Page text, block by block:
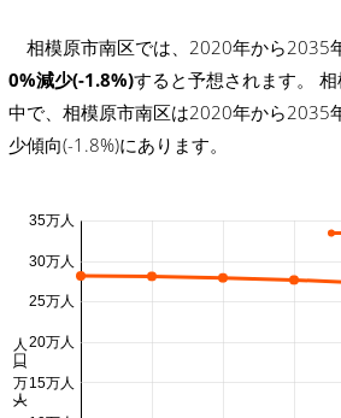
相模原市南区では、2020年から2035
0%減少(-1.8%)すると予想されます。
中で、相模原市南区は2020年から2035
少傾向(-1.8%)にあります。
15万人
20万人
25万人
30万人
35万人
人口 (万人)